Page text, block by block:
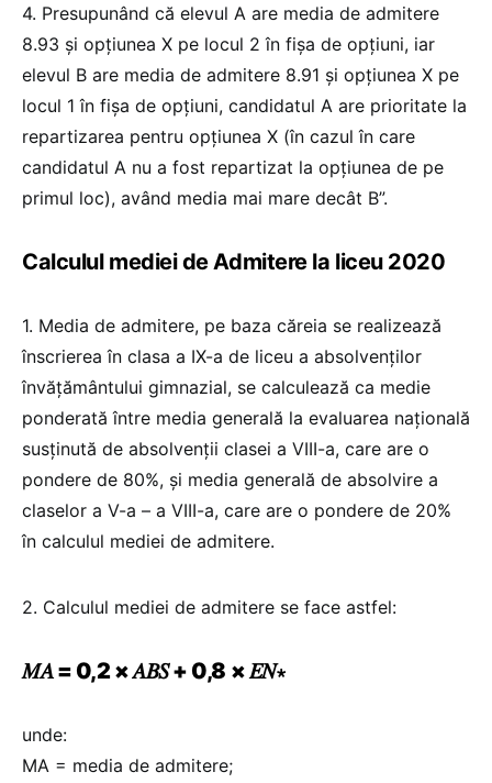
4. Presupunând că elevul A are media de admitere
8.93 şi opţiunea X pe locul 2 în fişa de opţiuni, iar
elevul B are media de admitere 8.91 şi opţiunea X pe
locul 1 în fişa de opţiuni, candidatul A are prioritate la
repartizarea pentru opţiunea X (în cazul în care
candidatul A nu a fost repartizat la opţiunea de pe
primul loc), având media mai mare decât B”.
Calculul mediei de Admitere la liceu 2020
1. Media de admitere, pe baza căreia se realizează
înscrierea în clasa a IX-a de liceu a absolvenților
învățământului gimnazial, se calculează ca medie
ponderată între media generală la evaluarea națională
susținută de absolvenții clasei a VIII-a, care are o
pondere de 80%, și media generală de absolvire a
claselor a V-a – a VIII-a, care are o pondere de 20%
în calculul mediei de admitere.
2. Calculul mediei de admitere se face astfel:
𝑀𝐴 = 0,2 × 𝐴𝐵𝑆 + 0,8 × 𝐸𝑁∗
unde:
MA = media de admitere;